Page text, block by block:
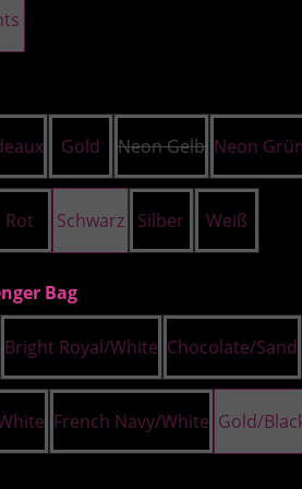
Gold Neon Gelb(Diese Option ist
Neon
Rot Schwarz Silber Weiß
Bagauswählen
ist zurzeit nicht verfügbar.)
Bright Royal/White Chocolate/Sand
French Navy/White Gold/